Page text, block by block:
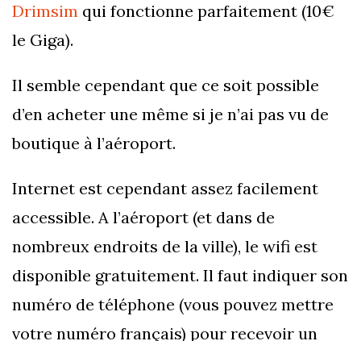
Drimsim qui fonctionne parfaitement (10€
le Giga).
Il semble cependant que ce soit possible
d’en acheter une même si je n’ai pas vu de
boutique à l’aéroport.
Internet est cependant assez facilement
accessible. A l’aéroport (et dans de
nombreux endroits de la ville), le wifi est
disponible gratuitement. Il faut indiquer son
numéro de téléphone (vous pouvez mettre
votre numéro français) pour recevoir un